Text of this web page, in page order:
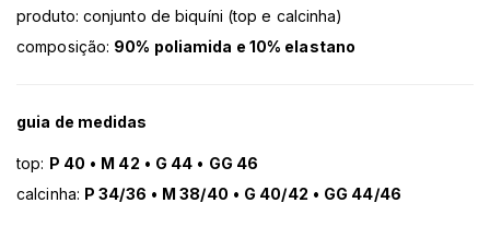
produto: conjunto de biquíni (top e calcinha)
composição: 90% poliamida e 10% elastano
guia de medidas
top: P 40 • M 42 • G 44 • GG 46
calcinha: P 34/36 • M 38/40 • G 40/42 • GG 44/46